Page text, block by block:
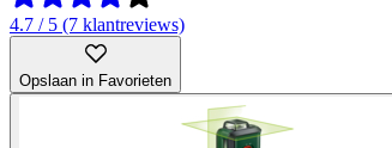
4.7 / 5 (7 klantreviews)
Opslaan in Favorieten